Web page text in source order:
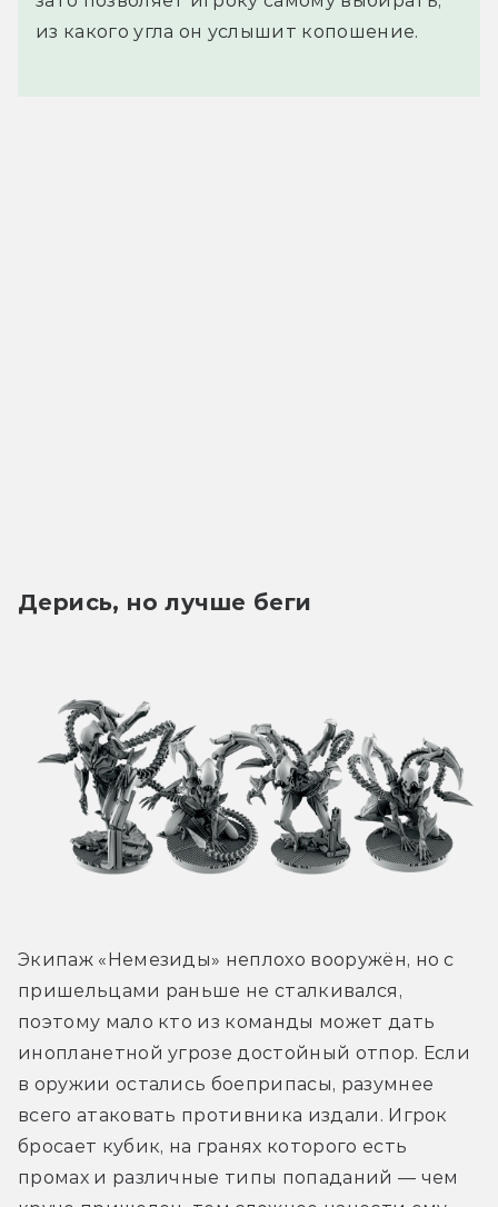
из какого угла он услышит копошение.
Дерись, но лучше беги
Экипаж «Немезиды» неплохо вооружён, но с
пришельцами раньше не сталкивался,
поэтому мало кто из команды может дать
инопланетной угрозе достойный отпор. Если
в оружии остались боеприпасы, разумнее
всего атаковать противника издали. Игрок
бросает кубик, на гранях которого есть
промах и различные типы попаданий — чем